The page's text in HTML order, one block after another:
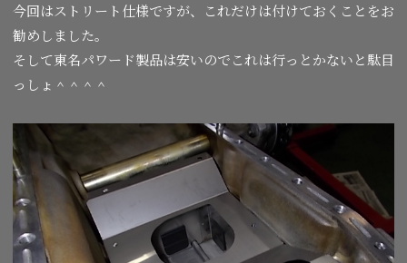
今回はストリート仕様ですが、これだけは付けておくことをお
勧めしました。
そして東名パワード製品は安いのでこれは行っとかないと駄目
っしょ＾＾＾＾